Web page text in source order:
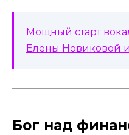
Мощный старт
Елены Новиковой
Бог над